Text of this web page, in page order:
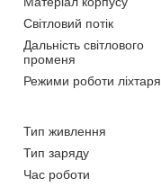
Світловий потік
Дальність світлового
променя
Режими роботи ліхтаря
Тип живлення
Тип заряду
Час роботи